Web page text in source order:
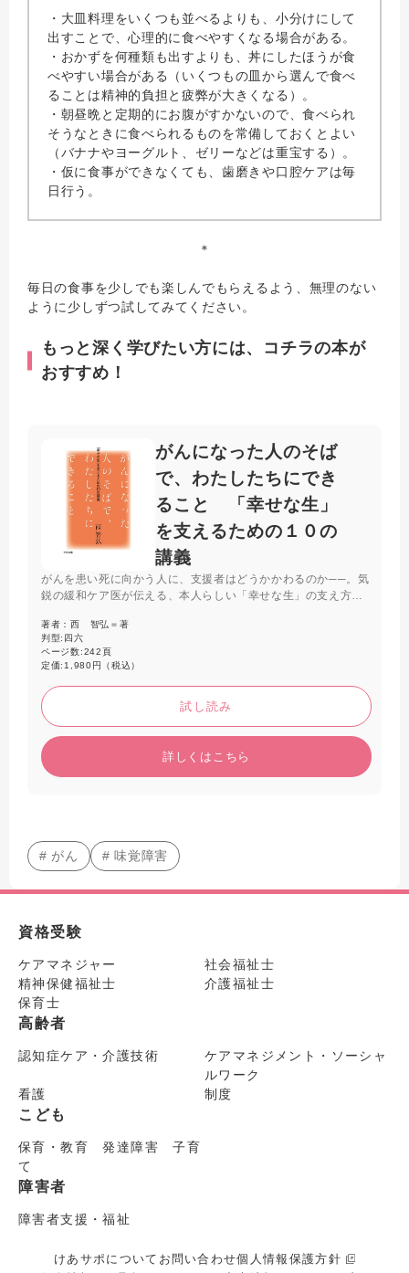
・大皿料理をいくつも並べるよりも、小分けにして
出すことで、心理的に食べやすくなる場合がある。
・おかずを何種類も出すよりも、丼にしたほうが食
べやすい場合がある（いくつもの皿から選んで食べ
ることは精神的負担と疲弊が大きくなる）。
・朝昼晩と定期的にお腹がすかないので、食べられ
そうなときに食べられるものを常備しておくとよい
（バナナやヨーグルト、ゼリーなどは重宝する）。
・仮に食事ができなくても、歯磨きや口腔ケアは毎
日行う。
＊
毎日の食事を少しでも楽しんでもらえるよう、無理のない
ように少しずつ試してみてください。
もっと深く学びたい方には、コチラの本が
おすすめ！
がんになった人のそば
で、わたしたちにでき
ること 「幸せな生」
を支えるための１０の
講義
がんを患い死に向かう人に、支援者はどうかかわるのか──。気
鋭の緩和ケア医が伝える、本人らしい「幸せな生」の支え方。
は」「『もう死なせて』と言われたとき」等、知識から心構え
まで講義形式でやさしく解説した。
著者：西 智弘＝著
判型: 四六
ページ数:242頁
定価:1,980円（税込）
試し読み
詳しくはこちら
# がん # 味覚障害
資格受験
ケアマネジャー
社会福祉士
精神保健福祉士
介護福祉士
保育士
高齢者
認知症ケア・介護技術
ケアマネジメント・ソーシャ
ルワーク
看護
制度
こども
保育・教育 発達障害 子育
て
障害者
障害者支援・福祉
けあサポについて お問い合わせ個人情報保護方針